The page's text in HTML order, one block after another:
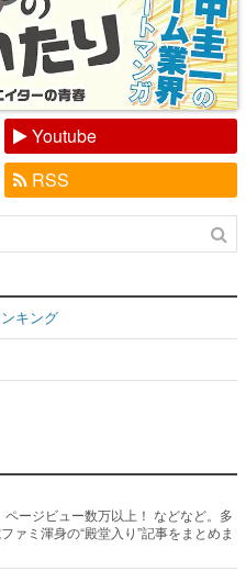
Youtube
RSS
キング
ージビュー数万以上！ などなど。多
ァミ渾身の“殿堂入り”記事をまとめま